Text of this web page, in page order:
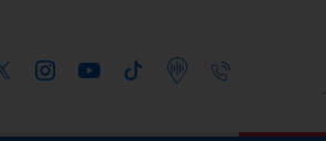
InstagramYoutube Tiktok Podcast Telefono